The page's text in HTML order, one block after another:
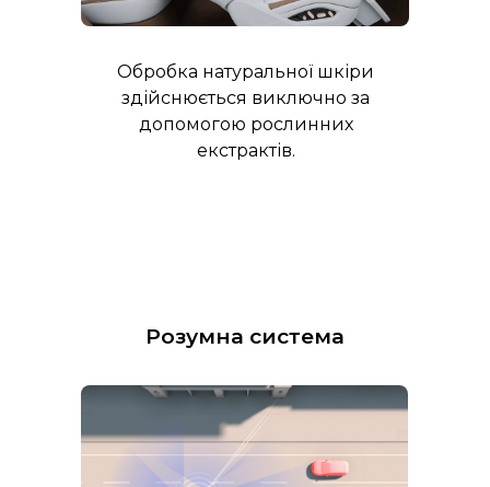
Обробка натуральної шкіри
здійснюється виключно за
допомогою рослинних
екстрактів.
Розумна система